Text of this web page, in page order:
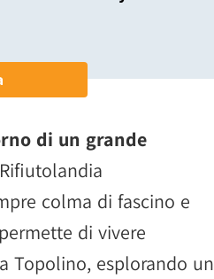
di un grande
colma di fascino e
di vivere
Topolino, esplorando un